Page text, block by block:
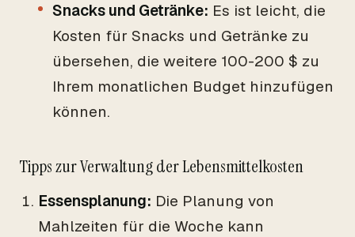
Snacks und Getränke: Es ist leicht, die
Kosten für Snacks und Getränke zu
übersehen, die weitere 100-200 $ zu
Ihrem monatlichen Budget hinzufügen
können.
Tipps zur Verwaltung der Lebensmittelkosten
Essensplanung: Die Planung von
Mahlzeiten für die Woche kann